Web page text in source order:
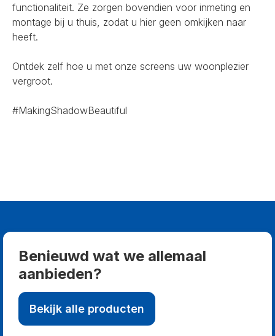
functionaliteit. Ze zorgen bovendien voor inmeting en
montage bij u thuis, zodat u hier geen omkijken naar
heeft.
Ontdek zelf hoe u met onze screens uw woonplezier
vergroot.
#MakingShadowBeautiful
Benieuwd wat we allemaal
aanbieden?
Bekijk alle producten